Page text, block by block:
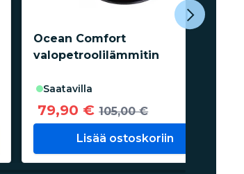
Ocean Comfort
valopetroolilämmitin
saatavilla
79,90 € 105,00 €
Lisää ostoskoriin